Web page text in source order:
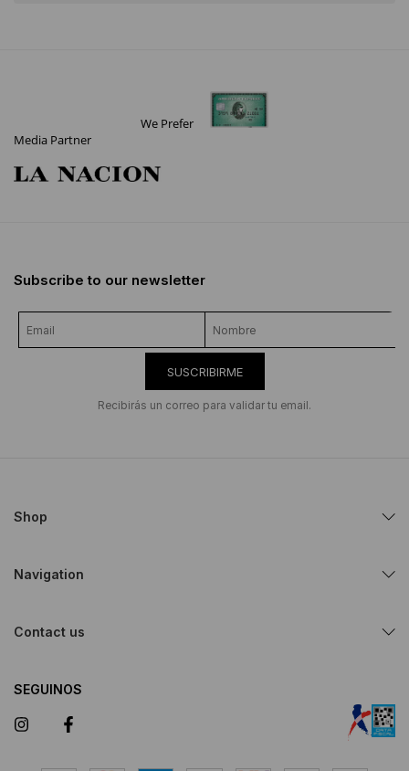
We Prefer
Media Partner
Subscribe to our newsletter
SUSCRIBIRME
Recibirás un correo para validar tu email.
Shop
Navigation
Contact us
SEGUINOS